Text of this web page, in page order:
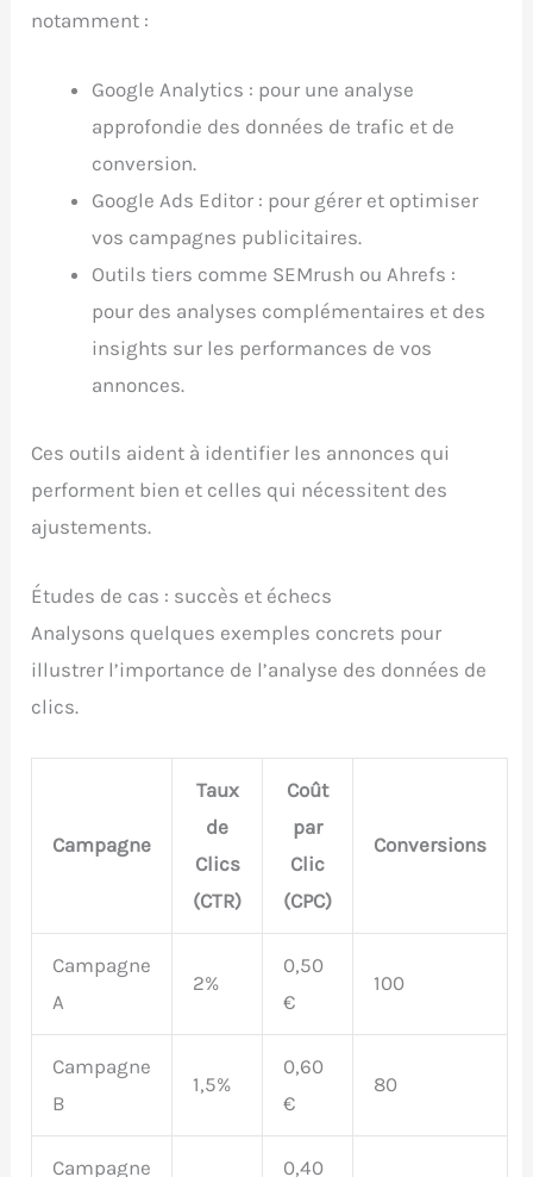
notamment :
Google Analytics : pour une analyse
approfondie des données de trafic et de
conversion.
Google Ads Editor : pour gérer et optimiser
vos campagnes publicitaires.
Outils tiers comme SEMrush ou Ahrefs :
pour des analyses complémentaires et des
insights sur les performances de vos
annonces.
Ces outils aident à identifier les annonces qui
performent bien et celles qui nécessitent des
ajustements.
Études de cas : succès et échecs
Analysons quelques exemples concrets pour
illustrer l’importance de l’analyse des données de
clics.
Campagne
Taux
de
Clics
(CTR)
Coût
par
Clic
(CPC)
Conversions
Campagne
A
2%
0,50
€
100
Campagne
B
1,5%
0,60
€
80
Campagne 0,40